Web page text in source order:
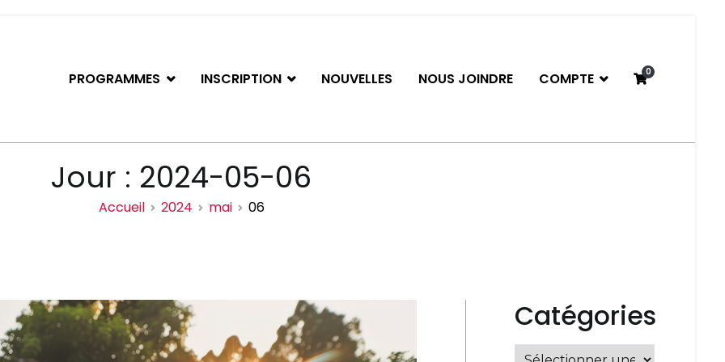
PROGRAMMES INSCRIPTION NOUVELLES NOUS JOINDRE COMPTE 0
Jour : 2024-05-06
Accueil 2024 mai 06
Catégories
Catégories